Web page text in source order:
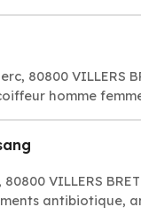
80800 VILLERS
homme
VILLERS
antibiotique,